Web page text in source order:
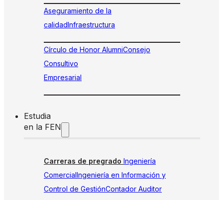
Aseguramiento de la
calidadInfraestructura
Círculo de Honor AlumniConsejo
Consultivo
Empresarial
Estudia
en la FEN
Carreras de pregrado Ingeniería
ComercialIngeniería en Información y
Control de GestiónContador Auditor